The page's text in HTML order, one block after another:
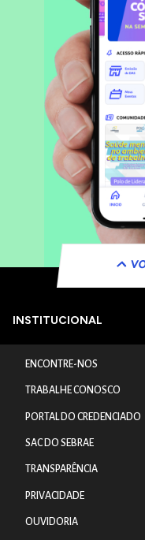
INSTITUCIONAL
ENCONTRE-NOS
TRABALHE CONOSCO
PORTAL DO CREDENCIADO
SAC DO SEBRAE
TRANSPARÊNCIA
PRIVACIDADE
OUVIDORIA